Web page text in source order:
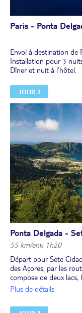
Paris - Ponta
Envol à destination de
Installation pour 3
Dîner et nuit à l’hôtel.
JOUR 2
Ponta Delgada -
55 km/env. 1h20
Départ pour Sete
des Açores, par les
compose de deux
l'autre bleue, le Lagoa
berger qui ont donné
Plus de détails